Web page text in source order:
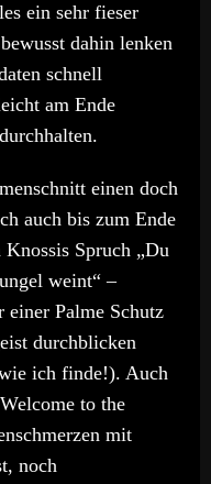
ein sehr fieser
dahin lenken
schnell
am Ende
einen doch
auch bis zum Ende
Spruch „Du
weint“ –
einer Palme Schutz
durchblicken
ich finde!). Auch
to the
mit
noch